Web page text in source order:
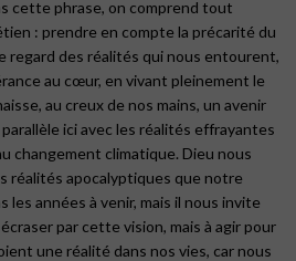
cette phrase, on comprend tout
: prendre en compte la précarité du
regard des réalités qui nous entourent,
au cœur, en vivant pleinement le
au creux de nos mains, un avenir
parallèle ici avec les réalités effrayantes
changement climatique. Dieu nous
réalités apocalyptiques que notre
les années à venir, mais il nous invite
par cette vision, mais à agir pour
une réalité dans nos vies, car nous